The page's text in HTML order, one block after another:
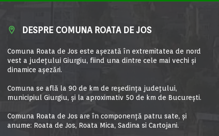
DESPRE COMUNA ROATA DE JOS
Comuna Roata de Jos este aşezată în extremitatea de nord
vest a judeţului Giurgiu, fiind una dintre cele mai vechi şi
dinamice aşezări.
Comuna se află la 90 de km de reşedinţa judeţului,
municipiul Giurgiu, şi la aproximativ 50 de km de Bucureşti.
Comuna Roata de Jos are în componență patru sate, și
anume: Roata de Jos, Roata Mica, Sadina si Cartojani.